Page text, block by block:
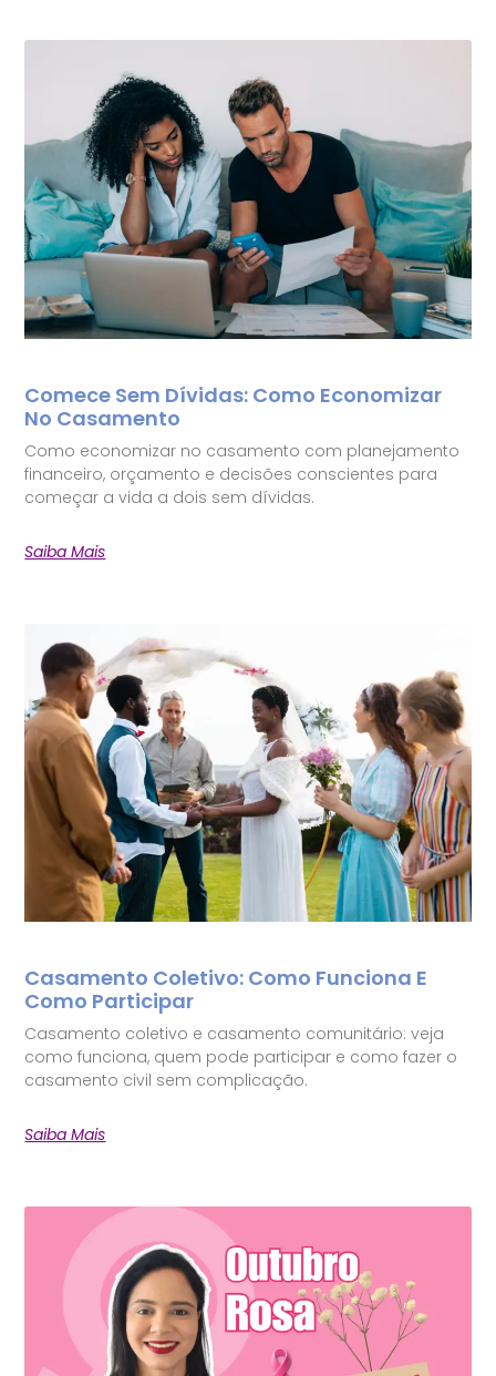
Comece Sem Dívidas: Como Economizar
No Casamento
Como economizar no casamento com planejamento
financeiro, orçamento e decisões conscientes para
começar a vida a dois sem dívidas.
Saiba Mais
Casamento Coletivo: Como Funciona E
Como Participar
Casamento coletivo e casamento comunitário: veja
como funciona, quem pode participar e como fazer o
casamento civil sem complicação.
Saiba Mais